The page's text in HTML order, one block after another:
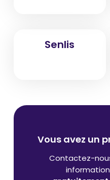
Senlis
Vous avez un
Contactez-